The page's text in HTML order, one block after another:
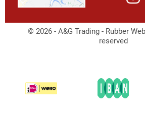
© 2026 - A&G Trading - Rubber
reserved